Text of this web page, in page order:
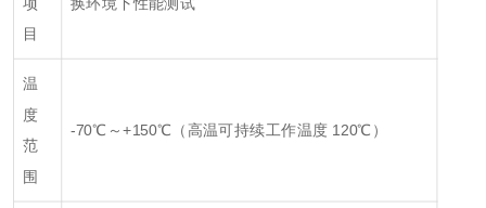
目
温
度
范
围
-70℃～+150℃（高温可持续工作温度 120℃）